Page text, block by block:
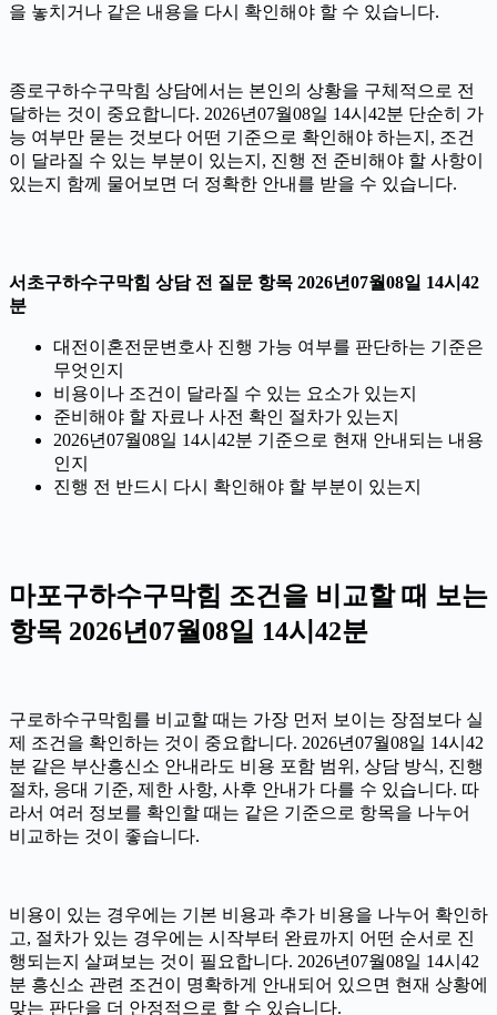
을 놓치거나 같은 내용을 다시 확인해야 할 수 있습니다.
종로구하수구막힘 상담에서는 본인의 상황을 구체적으로 전
달하는 것이 중요합니다. 2026년07월08일 14시42분 단순히 가
능 여부만 묻는 것보다 어떤 기준으로 확인해야 하는지, 조건
이 달라질 수 있는 부분이 있는지, 진행 전 준비해야 할 사항이
있는지 함께 물어보면 더 정확한 안내를 받을 수 있습니다.
서초구하수구막힘 상담 전 질문 항목 2026년07월08일 14시42
분
대전이혼전문변호사 진행 가능 여부를 판단하는 기준은
무엇인지
비용이나 조건이 달라질 수 있는 요소가 있는지
준비해야 할 자료나 사전 확인 절차가 있는지
2026년07월08일 14시42분 기준으로 현재 안내되는 내용
인지
진행 전 반드시 다시 확인해야 할 부분이 있는지
마포구하수구막힘 조건을 비교할 때 보는
항목 2026년07월08일 14시42분
구로하수구막힘를 비교할 때는 가장 먼저 보이는 장점보다 실
제 조건을 확인하는 것이 중요합니다. 2026년07월08일 14시42
분 같은 부산흥신소 안내라도 비용 포함 범위, 상담 방식, 진행
절차, 응대 기준, 제한 사항, 사후 안내가 다를 수 있습니다. 따
라서 여러 정보를 확인할 때는 같은 기준으로 항목을 나누어
비교하는 것이 좋습니다.
비용이 있는 경우에는 기본 비용과 추가 비용을 나누어 확인하
고, 절차가 있는 경우에는 시작부터 완료까지 어떤 순서로 진
행되는지 살펴보는 것이 필요합니다. 2026년07월08일 14시42
분 흥신소 관련 조건이 명확하게 안내되어 있으면 현재 상황에
맞는 판단을 더 안정적으로 할 수 있습니다.